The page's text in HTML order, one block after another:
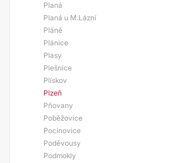
Planá
Planá u M.Lázní
Pláně
Plánice
Plasy
Plešnice
Plískov
Plzeň
Pňovany
Poběžovice
Pocinovice
Poděvousy
Podmokly